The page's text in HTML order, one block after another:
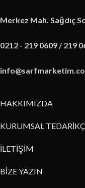
Merkez Mah. Sağdıç
0212 - 219 0609 / 219
HAKKIMIZDA
KURUMSAL
İLETİŞİM
BİZE YAZIN